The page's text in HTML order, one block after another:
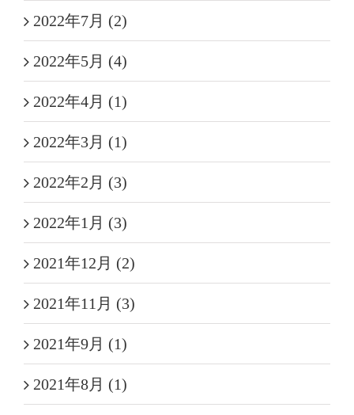
2022年7月 (2)
2022年5月 (4)
2022年4月 (1)
2022年3月 (1)
2022年2月 (3)
2022年1月 (3)
2021年12月 (2)
2021年11月 (3)
2021年9月 (1)
2021年8月 (1)